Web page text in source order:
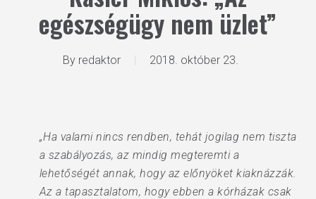
egészségügy nem üzlet”
By redaktor 2018. október 23.
„Ha valami nincs rendben, tehát jogilag nem tiszta
a szabályozás, az mindig megteremti a
lehetőségét annak, hogy az előnyöket kiaknázzák.
Az a tapasztalatom, hogy ebben a kórházak csak